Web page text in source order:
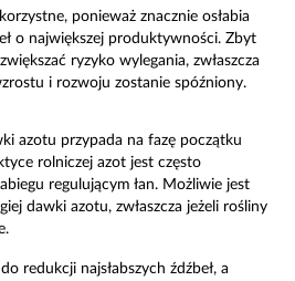
ponieważ znacznie osłabia
o największej produktywności. Zbyt
ryzyko wylegania, zwłaszcza
i rozwoju zostanie spóźniony.
azotu przypada na fazę początku
rolniczej azot jest często
regulującym łan. Możliwie jest
dawki azotu, zwłaszcza jeżeli rośliny
redukcji najsłabszych źdźbeł, a